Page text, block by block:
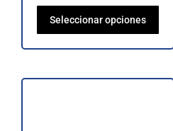
Seleccionar opciones